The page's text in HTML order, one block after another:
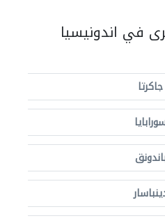
في اندونيسيا
جاكرتا